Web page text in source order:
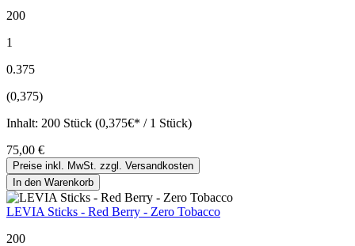
200
1
0.375
(0,375)
Inhalt: 200 Stück (0,375€* / 1 Stück)
75,00 €
Preise inkl. MwSt. zzgl. Versandkosten
In den Warenkorb
LEVIA Sticks - Red Berry - Zero Tobacco
200